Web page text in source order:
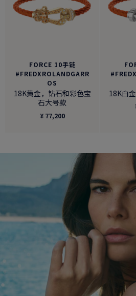
FORCE 10手链
#FREDXROLANDGARR
OS
18K黄金，钻石和彩色宝
石大号款
¥ 77,200
18K白